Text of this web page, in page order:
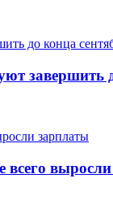
завершить
всего